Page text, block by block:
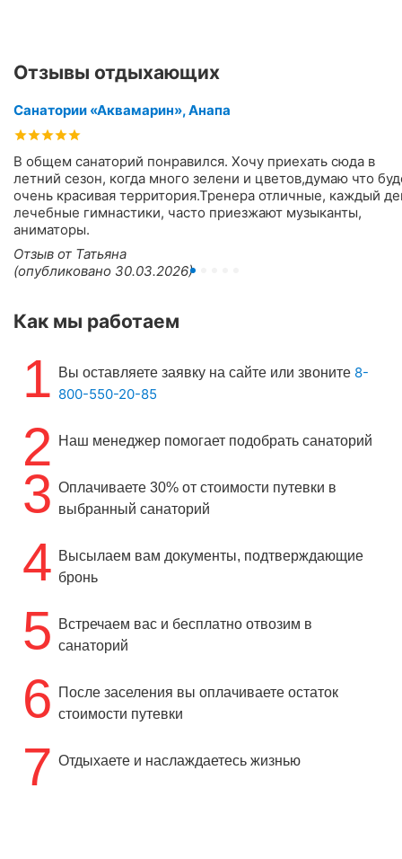
Отзывы отдыхающих
Санатории «Аквамарин», Анапа
В общем санаторий понравился. Хочу приехать сюда в
летний сезон, когда много зелени и цветов,думаю что
очень красивая территория.Тренера отличные, каждый
лечебные гимнастики, часто приезжают музыканты,
аниматоры.
Отзыв от Татьяна
(опубликовано 30.03.2026)
Как мы работаем
1 Вы оставляете заявку на сайте или звоните 8-
800-550-20-85
2 Наш менеджер помогает подобрать санаторий
3 Оплачиваете 30% от стоимости путевки в
выбранный санаторий
4 Высылаем вам документы, подтверждающие
бронь
5
Встречаем вас и бесплатно отвозим в
санаторий
6
После заселения вы оплачиваете остаток
стоимости путевки
7 Отдыхаете и наслаждаетесь жизнью